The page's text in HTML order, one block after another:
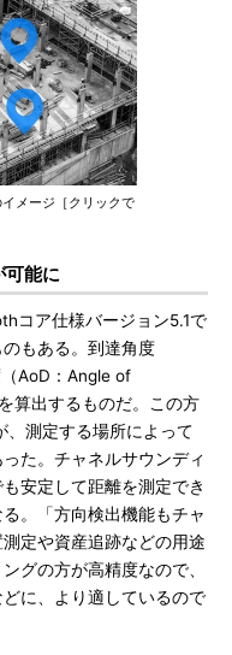
メージ［クリックで
可能に
コア仕様バージョン5.1で
もある。到達角度
AoD：Angle of
算出するものだ。この方
、測定する場所によって
た。チャネルサウンディ
安定して距離を測定でき
。「方向検出機能もチャ
定や資産追跡などの用途
グの方が高精度なので、
に、より適しているので